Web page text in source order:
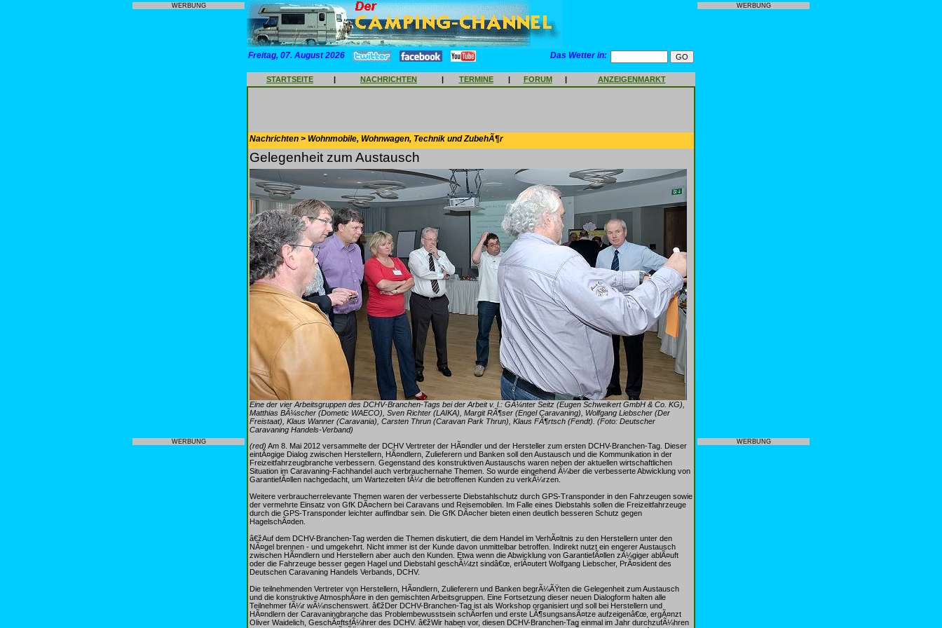
WERBUNG
WERBUNG
Freitag, 07. August 2026 Das Wetter in:
STARTSEITE | NACHRICHTEN | TERMINE | FORUM | ANZEIGENMARKT
Nachrichten > Wohnmobile, Wohnwagen, Technik und ZubehÃ¶r
Gelegenheit zum Austausch
Eine der vier Arbeitsgruppen des DCHV-Branchen-Tags bei der Arbeit v. l.: GÃ¼nter Seitz (Eugen Schweikert GmbH & Co. KG),
Matthias BÃ¼scher (Dometic WAECO), Sven Richter (LAIKA), Margit RÃ¶ser (Engel Caravaning), Wolfgang Liebscher (Der
Freistaat), Klaus Wanner (Caravania), Carsten Thrun (Caravan Park Thrun), Klaus FÃ¶rtsch (Fendt). (Foto: Deutscher
Caravaning Handels-Verband)
(red) Am 8. Mai 2012 versammelte der DCHV Vertreter der HÃ¤ndler und der Hersteller zum ersten DCHV-Branchen-Tag. Dieser
eintÃ¤gige Dialog zwischen Herstellern, HÃ¤ndlern, Zulieferern und Banken soll den Austausch und die Kommunikation in der
Freizeitfahrzeugbranche verbessern. Gegenstand des konstruktiven Austauschs waren neben der aktuellen wirtschaftlichen
Situation im Caravaning-Fachhandel auch verbrauchernahe Themen. So wurde eingehend Ã¼ber die verbesserte Abwicklung von
GarantiefÃ¤llen nachgedacht, um Wartezeiten fÃ¼r die betroffenen Kunden zu verkÃ¼rzen.
Weitere verbraucherrelevante Themen waren der verbesserte Diebstahlschutz durch GPS-Transponder in den Fahrzeugen sowie
der vermehrte Einsatz von GfK DÃ¤chern bei Caravans und Reisemobilen. Im Falle eines Diebstahls sollen die Freizeitfahrzeuge
durch die GPS-Transponder leichter auffindbar sein. Die GfK DÃ¤cher bieten einen deutlich besseren Schutz gegen
HagelschÃ¤den.
â€žAuf dem DCHV-Branchen-Tag werden die Themen diskutiert, die dem Handel im VerhÃ¤ltnis zu den Herstellern unter den
NÃ¤gel brennen - und umgekehrt. Nicht immer ist der Kunde davon unmittelbar betroffen. Indirekt nutzt ein engerer Austausch
zwischen HÃ¤ndlern und Herstellern aber auch den Kunden. Etwa wenn die Abwicklung von GarantiefÃ¤llen zÃ¼giger ablÃ¤uft
oder die Fahrzeuge besser gegen Hagel und Diebstahl geschÃ¼tzt sindâ€œ, erlÃ¤utert Wolfgang Liebscher, PrÃ¤sident des
Deutschen Caravaning Handels Verbands, DCHV.
Die teilnehmenden Vertreter von Herstellern, HÃ¤ndlern, Zulieferern und Banken begrÃ¼ÃŸten die Gelegenheit zum Austausch
und die konstruktive AtmosphÃ¤re in den gemischten Arbeitsgruppen. Eine Fortsetzung dieser neuen Dialogform halten alle
Teilnehmer fÃ¼r wÃ¼nschenswert. â€žDer DCHV-Branchen-Tag ist als Workshop organisiert und soll bei Herstellern und
HÃ¤ndlern der Caravaningbranche das Problembewusstsein schÃ¤rfen und erste LÃ¶sungsansÃ¤tze aufzeigenâ€œ, ergÃ¤nzt
Oliver Waidelich, GeschÃ¤ftsfÃ¼hrer des DCHV. â€žWir haben vor, diesen DCHV-Branchen-Tag einmal im Jahr durchzufÃ¼hren
WERBUNG
WERBUNG